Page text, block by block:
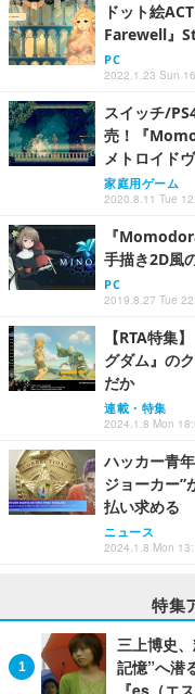
ドット絵
Farewell』
PC
2022.1.23 Sun
スイッチ/
売！『
メトロイド
家庭用ゲーム
2020.8.11 Tue
『
手描き2D風
PC
2019.8.27 Tue
【RTA特集
グダム』の
だか
連載・特集
2024.1.8 Mon
ハッカー青
ジョーカー
払い求める
ニュース
2024.1.8 Mon
特集
三上博史
記憶”へ潜
『es（エ